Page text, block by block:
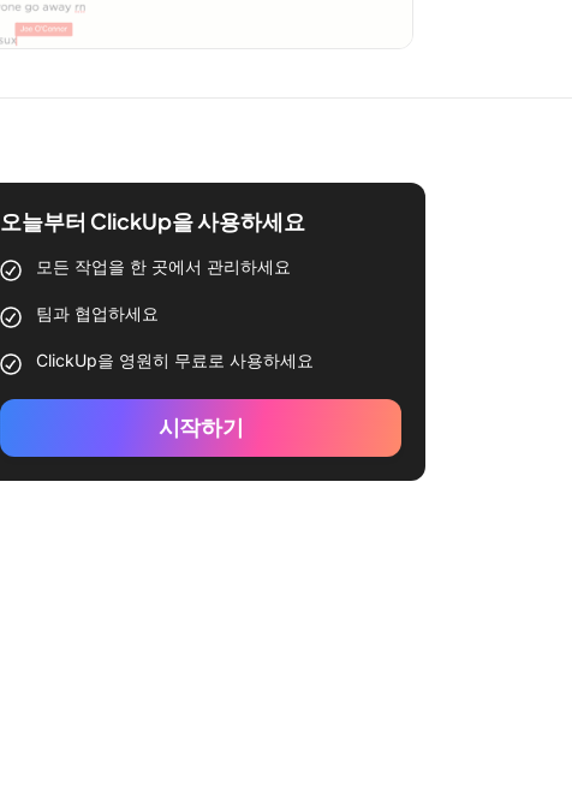
오늘부터 ClickUp을 사용하세요
모든 작업을 한 곳에서 관리하세요
팀과 협업하세요
ClickUp을 영원히 무료로 사용하세요
시작하기